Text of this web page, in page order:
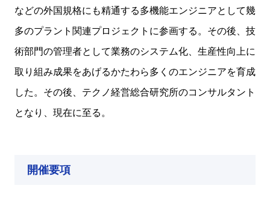
などの外国規格にも精通する多機能エンジニアとして幾
多のプラント関連プロジェクトに参画する。その後、技
術部門の管理者として業務のシステム化、生産性向上に
取り組み成果をあげるかたわら多くのエンジニアを育成
した。その後、テクノ経営総合研究所のコンサルタント
となり、現在に至る。
開催要項